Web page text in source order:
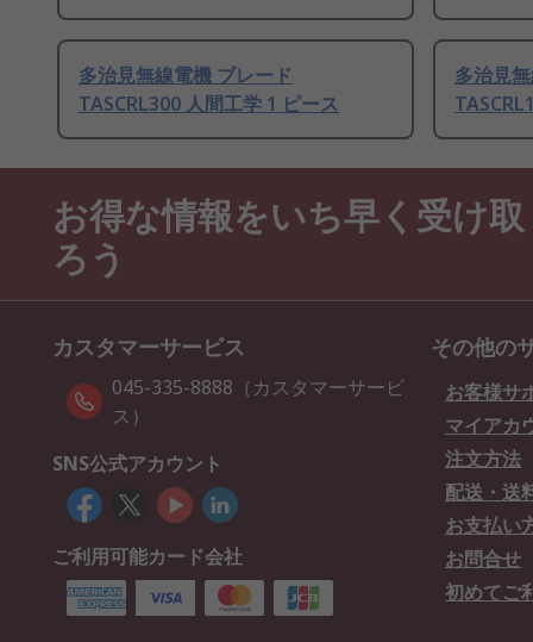
多治見無線電機 ブレード
TASCRL300 人間工学 1 ピース
多治見
お得な情報をいち早く受け取
ろう
カスタマーサービス
045-335-8888（カスタマーサービ
ス）
SNS公式アカウント
ご利用可能カード会社
その他の
お客様サ
マイアカ
注文方法
配送・送
お支払い
お問合せ
初めてご